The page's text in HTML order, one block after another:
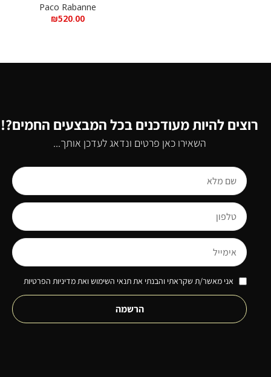
Paco Rabanne
₪520.00
רוצים להיות מעודכנים בכל המבצעים החמים?!
השאירו כאן פרטים ונדאג לעדכן אותך...
אני מאשר/ת שקראתי והבנתי את תנאי השימוש ואת מדיניות הפרטיות
הרשמה